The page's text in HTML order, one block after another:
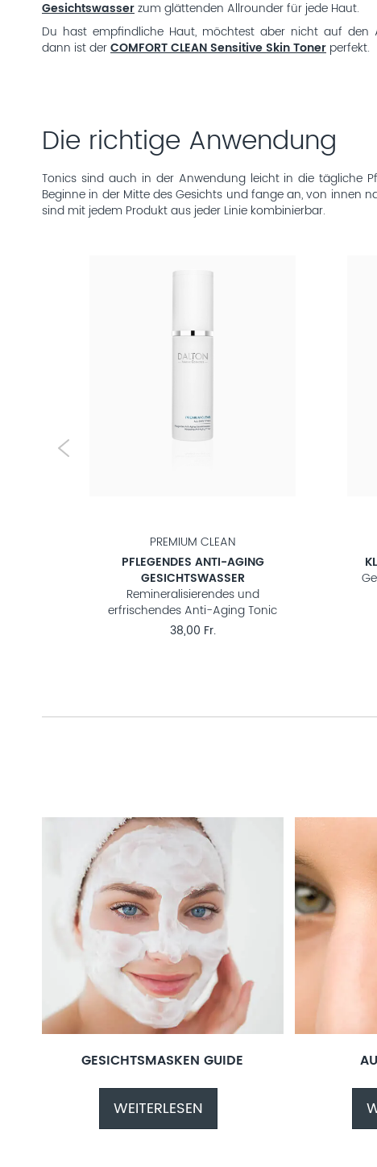
Gesichtswasserzum glättenden Allrounder für jede Haut.
Du hast empfindliche Haut, möchtest aber nicht auf den
dann ist derCOMFORT CLEAN Sensitive Skin Toner perfekt.
Die richtige Anwendung
Tonics sind auch in der Anwendung leicht in die tägliche
Beginne in der Mitte des Gesichts und fange an, von innen
sind mit jedem Produkt aus jeder Linie kombinierbar.
CLASSIC CLEAN
ERFRISCHENDES GESICHTSWASSER
Remineralisierendes Tonic für jede
Haut
20,00 Fr.
GESICHTSMASKEN GUIDE
WEITERLESEN